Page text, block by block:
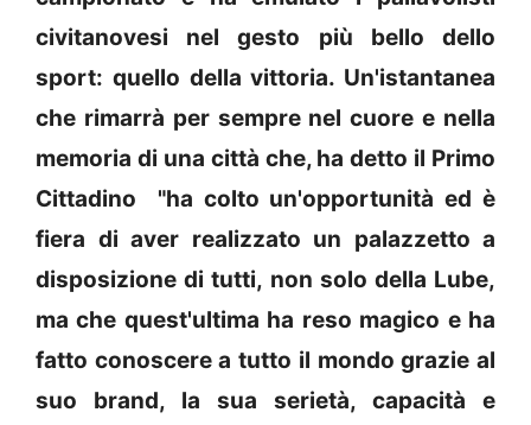
civitanovesi nel gesto più bello dello
sport: quello della vittoria. Un'istantanea
che rimarrà per sempre nel cuore e nella
memoria di una città che, ha detto il Primo
Cittadino "ha colto un'opportunità ed è
fiera di aver realizzato un palazzetto a
disposizione di tutti, non solo della Lube,
ma che quest'ultima ha reso magico e ha
fatto conoscere a tutto il mondo grazie al
suo brand, la sua serietà, capacità e